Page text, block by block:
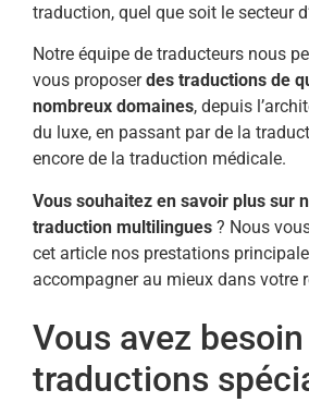
traduction, quel que soit le secteur
Notre équipe de traducteurs nous
vous proposerdes traductions de
nombreux domaines, depuis
du luxe, en passant par de la
encore de la traduction médicale.
Vous souhaitez en savoir plus sur
traduction multilingues ? Nous
cet article nos prestations
accompagner au mieux dans votre
Vous avez
traductions